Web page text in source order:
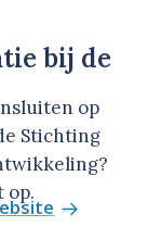
bij de
op
Stichting
op.